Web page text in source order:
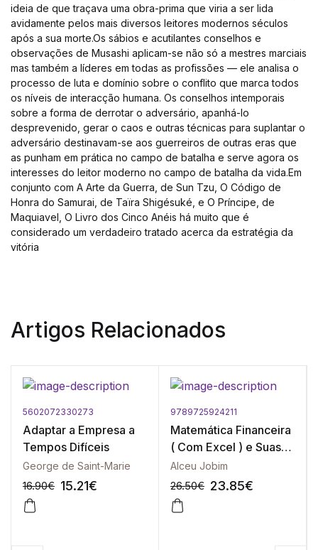
ideia de que traçava uma obra-prima que viria a ser lida
avidamente pelos mais diversos leitores modernos séculos
após a sua morte.Os sábios e acutilantes conselhos e
observações de Musashi aplicam-se não só a mestres marciais
mas também a líderes em todas as profissões — ele analisa o
processo de luta e domínio sobre o conflito que marca todos
os níveis de interacção humana. Os conselhos intemporais
sobre a forma de derrotar o adversário, apanhá-lo
desprevenido, gerar o caos e outras técnicas para suplantar o
adversário destinavam-se aos guerreiros de outras eras que
as punham em prática no campo de batalha e serve agora os
interesses do leitor moderno no campo de batalha da vida.Em
conjunto com A Arte da Guerra, de Sun Tzu, O Código de
Honra do Samurai, de Taïra Shigésuké, e O Príncipe, de
Maquiavel, O Livro dos Cinco Anéis há muito que é
considerado um verdadeiro tratado acerca da estratégia da
vitória
Artigos Relacionados
5602072330273
Adaptar a Empresa a
Tempos Difíceis
George de Saint-Marie
16.90€ 15.21€
9789725924211
Matemática Financeira
( Com Excel ) e Suas
Aplicações
Alceu Jobim
26.50€ 23.85€